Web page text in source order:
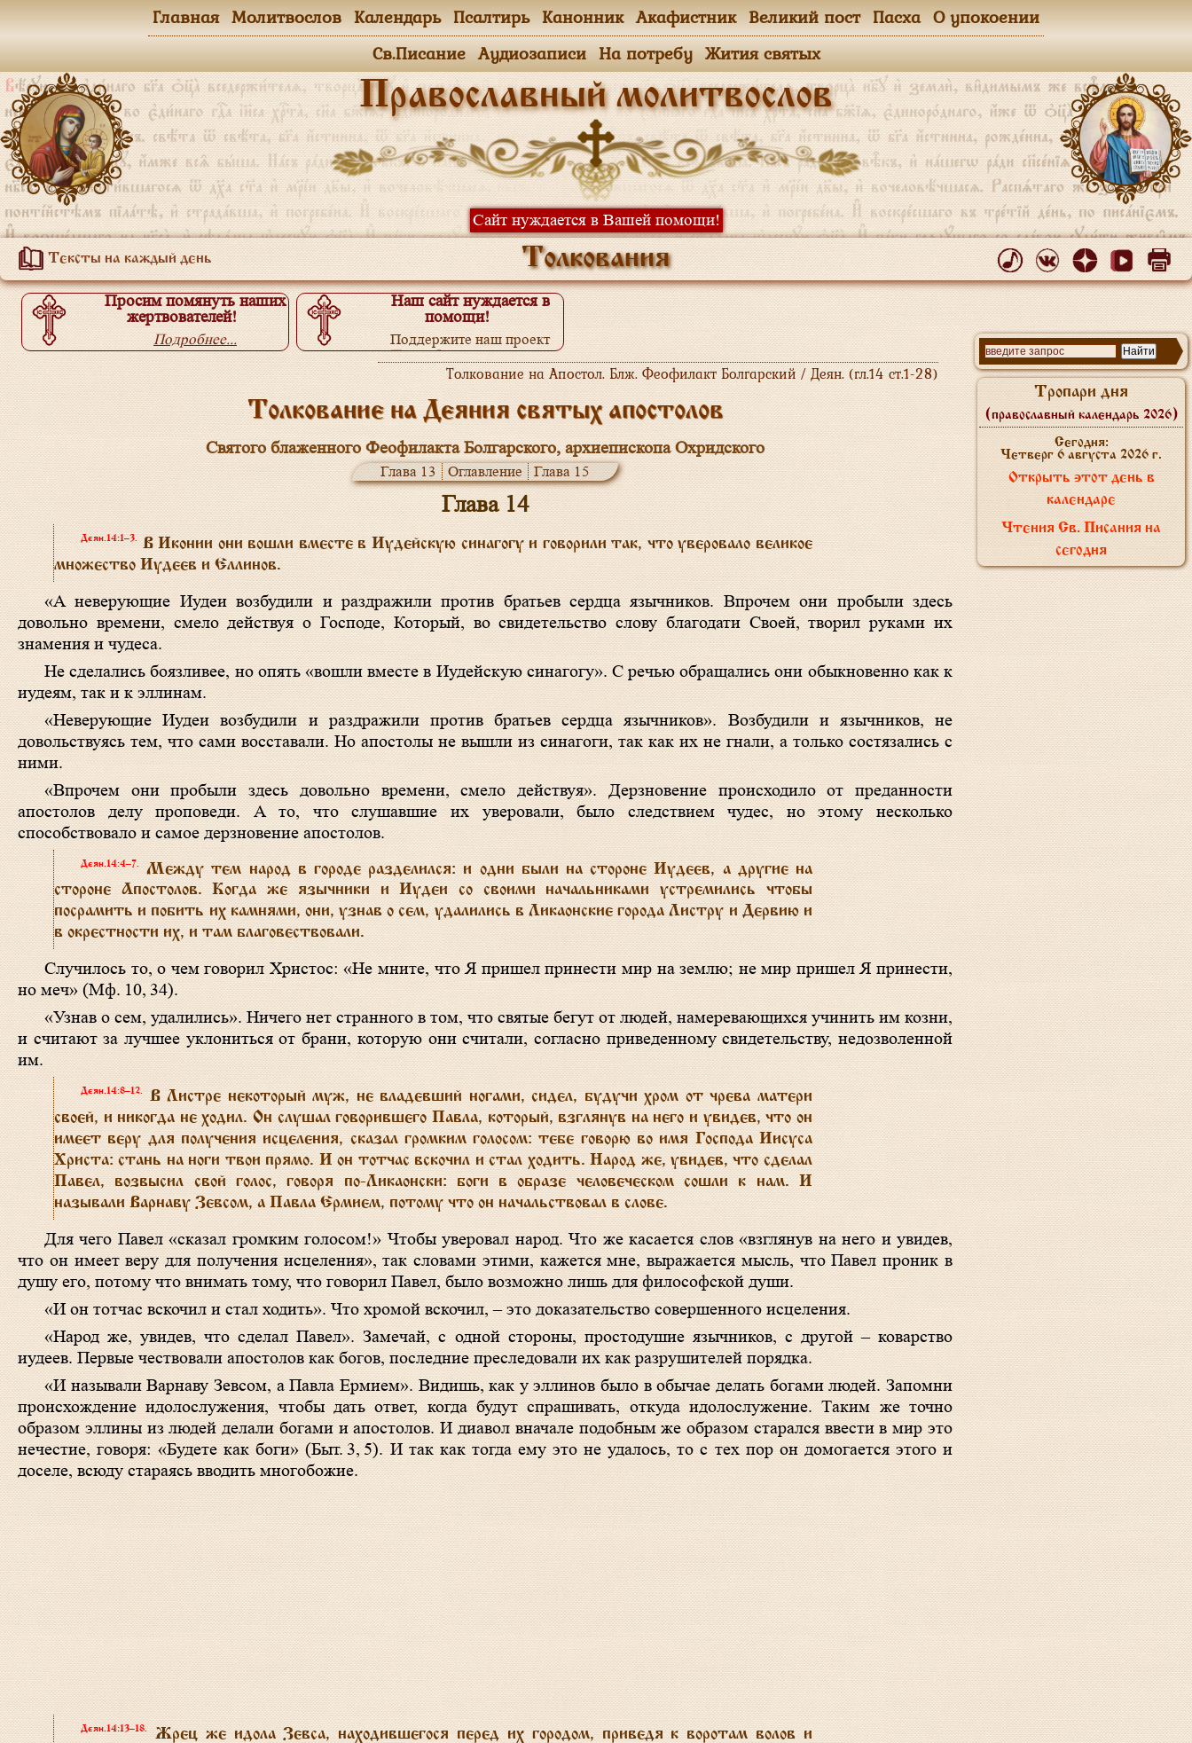
Православный молитвослов
Сайт нуждается в Вашей помощи!
Тексты на каждый день Толкования
Главная Молитвослов Календарь Псалтирь Канонник Акафистник Великий пост Пасха О упокоении
Св.Писание Аудиозаписи На потребу Жития святых
Просим помянуть наших
жертвователей!
Подробнее...
Наш сайт нуждается в
помощи!
Поддержите наш проект
Подробнее...
Толкование на Апостол. Блж. Феофилакт Болгарский / Деян. (гл.14 ст.1-28)
Толкование на Деяния святых апостолов
Святого блаженного Феофилакта Болгарского, архиепископа Охридского
Глава 13 Оглавление Глава 15
Глава 14
Деян.14:1–3. В Иконии они вошли вместе в Иудейскую синагогу и говорили так, что уверовало великое
множество Иудеев и Еллинов.
«А неверующие Иудеи возбудили и раздражили против братьев сердца язычников. Впрочем они пробыли здесь
довольно времени, смело действуя о Господе, Который, во свидетельство слову благодати Своей, творил руками их
знамения и чудеса.
Не сделались боязливее, но опять «вошли вместе в Иудейскую синагогу». С речью обращались они обыкновенно как к
иудеям, так и к эллинам.
«Неверующие Иудеи возбудили и раздражили против братьев сердца язычников». Возбудили и язычников, не
довольствуясь тем, что сами восставали. Но апостолы не вышли из синагоги, так как их не гнали, а только состязались с
ними.
«Впрочем они пробыли здесь довольно времени, смело действуя». Дерзновение происходило от преданности
апостолов делу проповеди. А то, что слушавшие их уверовали, было следствием чудес, но этому несколько
способствовало и самое дерзновение апостолов.
Деян.14:4–7.Между тем народ в городе разделился: и одни были на стороне Иудеев, а другие на
стороне Апостолов. Когда же язычники и Иудеи со своими начальниками устремились чтобы
посрамить и побить их камнями, они, узнав о сем, удалились в Ликаонские города Листру и Дервию и
в окрестности их, и там благовествовали.
Случилось то, о чем говорил Христос: «Не мните, что Я пришел принести мир на землю; не мир пришел Я принести,
но меч» (Мф. 10, 34).
«Узнав о сем, удалились». Ничего нет странного в том, что святые бегут от людей, намеревающихся учинить им козни,
и считают за лучшее уклониться от брани, которую они считали, согласно приведенному свидетельству, недозволенной
им.
Деян.14:8–12. В Листре некоторый муж, не владевший ногами, сидел, будучи хром от чрева матери
своей, и никогда не ходил. Он слушал говорившего Павла, который, взглянув на него и увидев, что он
имеет веру для получения исцеления, сказал громким голосом: тебе говорю во имя Господа Иисуса
Христа: стань на ноги твои прямо. И он тотчас вскочил и стал ходить. Народ же, увидев, что сделал
Павел, возвысил свой голос, говоря по-Ликаонски: боги в образе человеческом сошли к нам. И
называли Варнаву Зевсом, а Павла Ермием, потому что он начальствовал в слове.
Для чего Павел «сказал громким голосом!» Чтобы уверовал народ. Что же касается слов «взглянув на него и увидев,
что он имеет веру для получения исцеления», так словами этими, кажется мне, выражается мысль, что Павел проник в
душу его, потому что внимать тому, что говорил Павел, было возможно лишь для философской души.
«И он тотчас вскочил и стал ходить». Что хромой вскочил, – это доказательство совершенного исцеления.
«Народ же, увидев, что сделал Павел». Замечай, с одной стороны, простодушие язычников, с другой – коварство
иудеев. Первые чествовали апостолов как богов, последние преследовали их как разрушителей порядка.
«И называли Варнаву Зевсом, а Павла Ермием». Видишь, как у эллинов было в обычае делать богами людей. Запомни
происхождение идолослужения, чтобы дать ответ, когда будут спрашивать, откуда идолослужение. Таким же точно
образом эллины из людей делали богами и апостолов. И диавол вначале подобным же образом старался ввести в мир это
нечестие, говоря: «Будете как боги» (Быт. 3, 5). И так как тогда ему это не удалось, то с тех пор он домогается этого и
доселе, всюду стараясь вводить многобожие.
Деян.14:13–18.Жрец же идола Зевса, находившегося перед их городом, приведя к воротам волов и
Тропари дня
(православный календарь 2026)
Сегодня:
Четверг 6 августа 2026 г.
Открыть этот день в
календаре
Чтения Св. Писания на
сегодня